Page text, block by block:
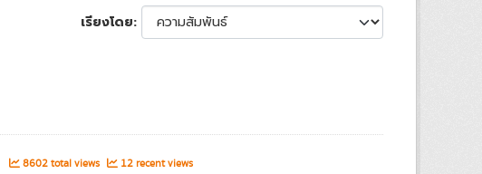
เรียงโดย
8602 total views 12 recent views